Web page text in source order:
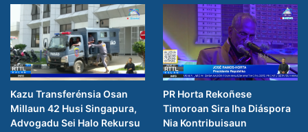
Kazu Transferénsia Osan
Millaun 42 Husi Singapura,
Advogadu Sei Halo Rekursu
PR Horta Rekoñese
Timoroan Sira Iha Diáspora
Nia Kontribuisaun